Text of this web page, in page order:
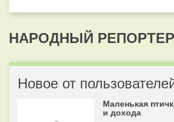
НАРОДНЫЙ РЕПОРТЕР
Новое от
Маленькая
и дохода